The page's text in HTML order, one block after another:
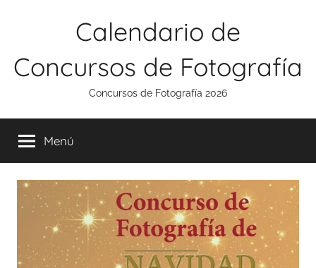
Calendario de
Concursos de Fotografía
Concursos de Fotografía 2026
Menú